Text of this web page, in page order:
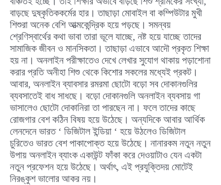
বাড়ছে দুষ্কৃতিককর্মের হার। তাছাড়া মোবাইল বা কম্পিউটার মুখী
শিশুরা অনেক বেশি আত্মকেন্দ্রিক হয়ে পড়ছে। সমন্বয়
শ্রেণিস্বার্থের কথা ভাবা তারা ভূলে যাচ্ছে, নষ্ট হয়ে যাচ্ছে তাদের
সামাজিক জীবন ও মানসিকতা। তাছাড়া এভাবে আদৌ প্রকৃত শিক্ষা
হয় না। অনলাইন পরীক্ষাতেও দেখে লেখার সুযোগ থাকায় পড়াশোনা
করার প্রতি অনীহা শিশু থেকে কিশোর সকলের মধ্যেই প্রকট।
আবার, অনলাইন ব্যাবসার রমরমা ছোটো বড়ো সব দোকানগুলির
ব্যবসাতেই বাধ সাধছে। বড়ো দোকানগুলি অনলাইন ব্যবসায় গা
ভাসালেও ছোটো দোকানিরা তা পারছেন না। ফলে তাদের কাছে
রোজগার বেশ কঠিন বিষয় হয়ে উঠেছে। অন্যদিকে আবার আর্থিক
লেনদেনে ভারত ‘ ডিজিটাল ইন্ডিয়া ‘ হয়ে উঠলেও ডিজিটাল
চুরিতেও ভারত বেশ পাকাপোক্ত হয়ে উঠেছে। নানারকম নতুন নতুন
উপায় অনলাইন ব্যাংক একাউন্ট ফাঁকা করে দেওয়াটাও যেন একটা
নতুন প্রফেশন হয়ে উঠেছে। অর্থাৎ, এই প্রযুক্তিদয় মোটেই
নিরঙ্কুশ ভালোর আকর নয়।